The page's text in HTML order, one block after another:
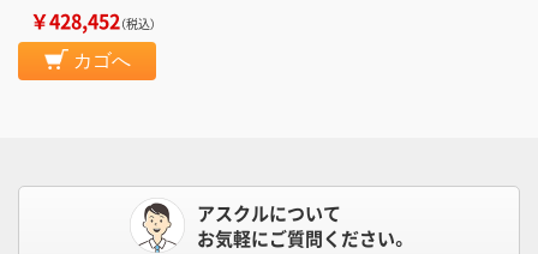
￥428,452（税込）
カゴへ
アスクルについて
お気軽にご質問ください。